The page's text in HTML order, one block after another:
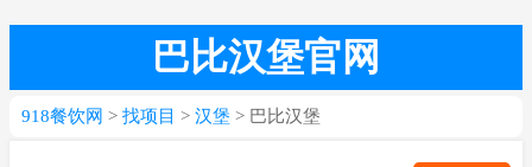
巴比汉堡官网
918餐饮网 > 找项目 > 汉堡 > 巴比汉堡